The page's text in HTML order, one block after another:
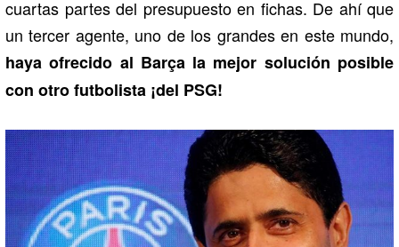
cuartas partes del presupuesto en fichas. De ahí que
un tercer agente, uno de los grandes en este mundo,
haya ofrecido al Barça la mejor solución posible
con otro futbolista ¡del PSG!